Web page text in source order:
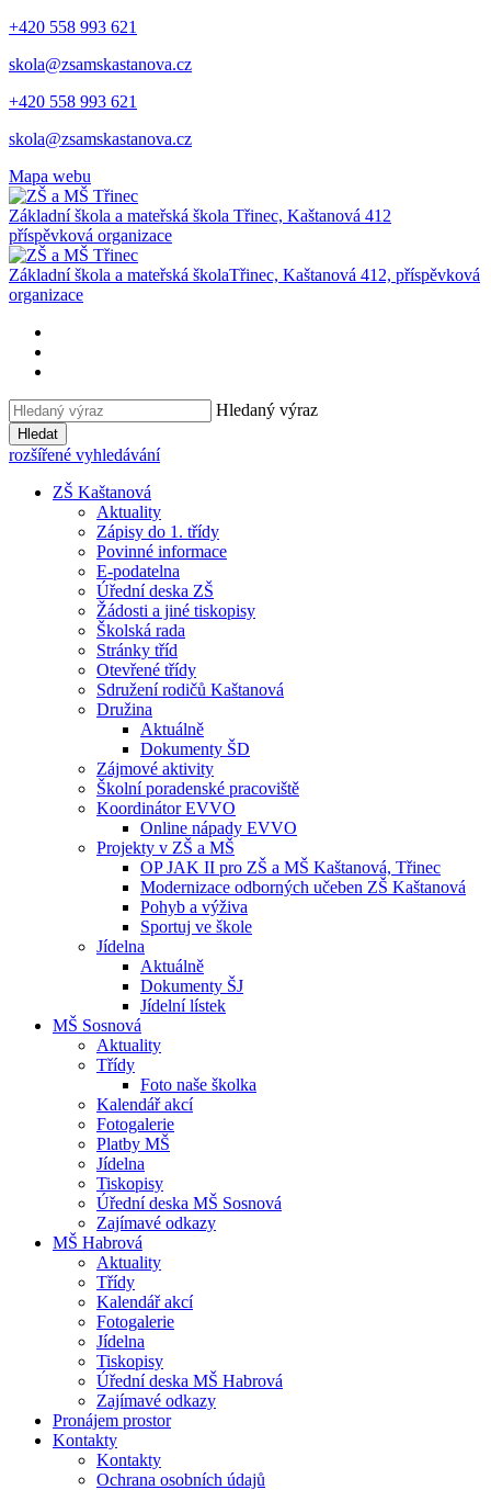
+420 558 993 621
skola@zsamskastanova.cz
+420 558 993 621
skola@zsamskastanova.cz
Mapa webu
Základní škola a mateřská škola Třinec, Kaštanová 412
příspěvková organizace
Základní škola a mateřská školaTřinec, Kaštanová 412, příspěvková
organizace
Hledaný výraz
Hledat
rozšířené vyhledávání
ZŠ Kaštanová
Aktuality
Zápisy do 1. třídy
Povinné informace
E-podatelna
Úřední deska ZŠ
Žádosti a jiné tiskopisy
Školská rada
Stránky tříd
Otevřené třídy
Sdružení rodičů Kaštanová
Družina
Aktuálně
Dokumenty ŠD
Zájmové aktivity
Školní poradenské pracoviště
Koordinátor EVVO
Online nápady EVVO
Projekty v ZŠ a MŠ
OP JAK II pro ZŠ a MŠ Kaštanová, Třinec
Modernizace odborných učeben ZŠ Kaštanová
Pohyb a výživa
Sportuj ve škole
Jídelna
Aktuálně
Dokumenty ŠJ
Jídelní lístek
MŠ Sosnová
Aktuality
Třídy
Foto naše školka
Kalendář akcí
Fotogalerie
Platby MŠ
Jídelna
Tiskopisy
Úřední deska MŠ Sosnová
Zajímavé odkazy
MŠ Habrová
Aktuality
Třídy
Kalendář akcí
Fotogalerie
Jídelna
Tiskopisy
Úřední deska MŠ Habrová
Zajímavé odkazy
Pronájem prostor
Kontakty
Kontakty
Ochrana osobních údajů